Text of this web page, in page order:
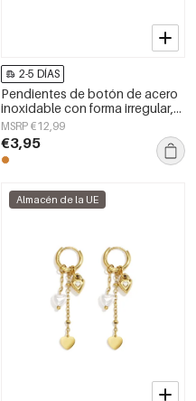
2-5 DÍAS
Pendientes de botón de acero
inoxidable con forma irregular,
sencillos, de la serie Daily
Simple, joyería para mujer.
MSRP €12,99
€3,95
Almacén de la UE